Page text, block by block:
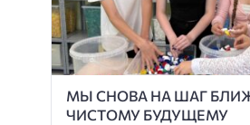
МЫ СНОВА НА ШАГ
ЧИСТОМУ БУДУЩЕМУ